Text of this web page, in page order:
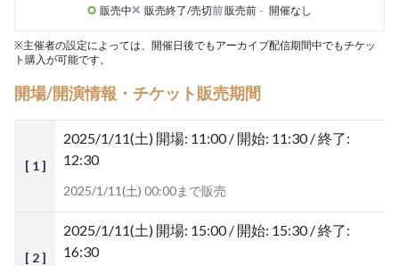
販売中 販売終了/売切前販売前 - 開催なし
※主催者の設定によっては、開催日後でもアーカイブ配信期間中でもチケッ
ト購入が可能です。
開場/開演情報・チケット販売期間
[ 1 ]
2025/1/11(土) 開場: 11:00 / 開始: 11:30 / 終了:
12:30
2025/1/11(土) 00:00まで販売
[ 2 ]
2025/1/11(土) 開場: 15:00 / 開始: 15:30 / 終了:
16:30